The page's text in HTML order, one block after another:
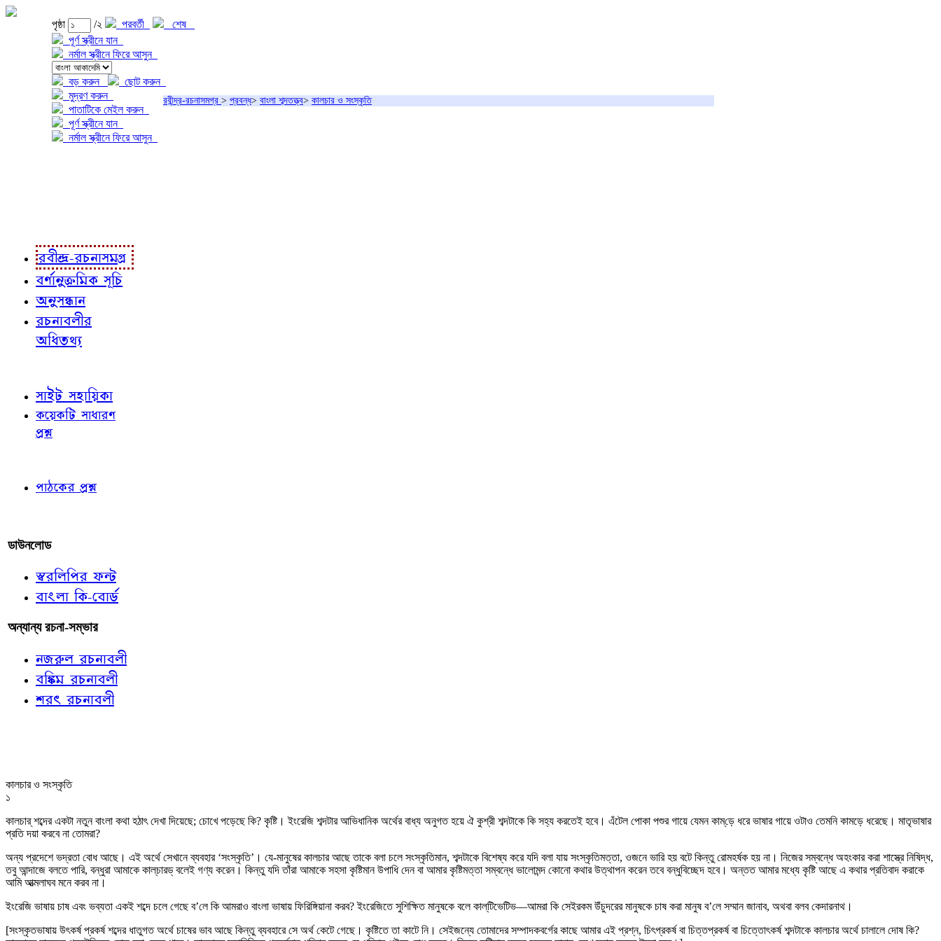
পৃষ্ঠা /২ পরবর্তী
শেষ
পূর্ণ স্ক্রীনে যান
নর্মাল স্ক্রীনে ফিরে আসুন
বড় করুন
ছোট করুন
মুদ্রণ করুন
পাতাটিকে মেইল করুন
পূর্ণ স্ক্রীনে যান
নর্মাল স্ক্রীনে ফিরে আসুন
রবীন্দ্র-রচনাসমগ্র > প্রবন্ধ> বাংলা শব্দতত্ত্ব> কালচার ও সংস্কৃতি
রবীন্দ্র-রচনাসমগ্র
বর্ণানুক্রমিক সূচি
অনুসন্ধান
রচনাবলীর
অধিতথ্য
সাইট সহায়িকা
কয়েকটি সাধারণ
প্রশ্ন
পাঠকের প্রশ্ন
ডাউনলোড
স্বরলিপির ফন্ট
বাংলা কি-বোর্ড
অন্যান্য রচনা-সম্ভার
নজরুল রচনাবলী
বঙ্কিম রচনাবলী
শরৎ রচনাবলী
কালচার ও সংস্কৃতি
১
কালচার্‌ শব্দের একটা নতুন বাংলা কথা হঠাৎ দেখা দিয়েছে; চোখে পড়েছে কি? কৃষ্টি। ইংরেজি শব্দটার আভিধানিক অর্থের বাধ্য অনুগত হয়ে ঐ কুশ্রী শব্দটাকে কি সহ্য করতেই হবে। এঁটেল পোকা পশুর গায়ে যেমন কাম্‌ড়ে ধরে ভাষার গায়ে ওটাও তেমনি কামড়ে ধরেছে। মাতৃভাষার
প্রতি দয়া করবে না তোমরা?
অন্য প্রদেশে ভদ্রতা বোধ আছে। এই অর্থে সেখানে ব্যবহার ‘সংস্কৃতি’। যে-মানুষের কালচার আছে তাকে বলা চলে সংস্কৃতিমান, শব্দটাকে বিশেষ্য করে যদি বলা যায় সংস্কৃতিমত্তা, ওজনে ভারি হয় বটে কিন্তু রোমহর্ষক হয় না। নিজের সম্বন্ধে অহংকার করা শাস্ত্রে নিষিদ্ধ,
তবু আন্দাজে বলতে পারি, বন্ধুরা আমাকে কাল্‌চারড্‌ বলেই গণ্য করেন। কিন্তু যদি তাঁরা আমাকে সহসা কৃষ্টিমান উপাধি দেন বা আমার কৃষ্টিমত্তা সম্বন্ধে ভালোমন্দ কোনো কথার উত্থাপন করেন তবে বন্ধুবিচ্ছেদ হবে। অন্তত আমার মধ্যে কৃষ্টি আছে এ কথার প্রতিবাদ করাকে
আমি আত্মলাঘব মনে করব না।
ইংরেজি ভাষায় চাষ এবং ভব্যতা একই শব্দে চলে গেছে ব’লে কি আমরাও বাংলা ভাষায় ফিরিঙ্গিয়ানা করব? ইংরেজিতে সুশিক্ষিত মানুষকে বলে কাল্‌টিভেটিভ—আমরা কি সেইরকম উঁচুদরের মানুষকে চাষ করা মানুষ ব’লে সম্মান জানাব, অথবা বলব কেদারনাথ।
[সংস্কৃতভাষায় উৎকর্ষ প্রকর্ষ শব্দের ধাতুগত অর্থে চাষের ভাব আছে কিন্তু ব্যবহারে সে অর্থ কেটে গেছে। কৃষ্টিতে তা কাটে নি। সেইজন্যে তোমাদের সম্পাদকবর্গের কাছে আমার এই প্রশ্ন, চিৎপ্রকর্ষ বা চিত্তপ্রকর্ষ বা চিত্তোৎকর্ষ শব্দটাকে কালচার অর্থে চালালে দোষ কি?